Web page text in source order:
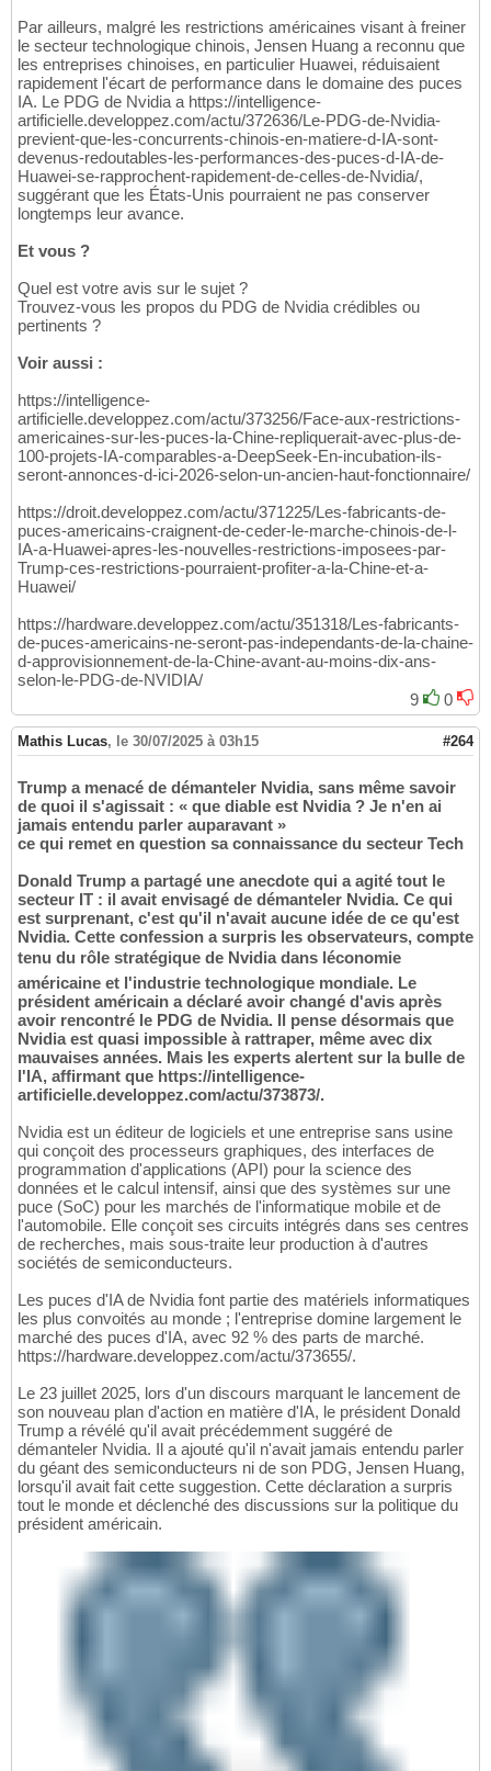
Par ailleurs, malgré les restrictions américaines visant à freiner
le secteur technologique chinois, Jensen Huang a reconnu que
les entreprises chinoises, en particulier Huawei, réduisaient
rapidement l'écart de performance dans le domaine des puces
IA. Le PDG de Nvidia a https://intelligence-
artificielle.developpez.com/actu/372636/Le-PDG-de-Nvidia-
previent-que-les-concurrents-chinois-en-matiere-d-IA-sont-
devenus-redoutables-les-performances-des-puces-d-IA-de-
Huawei-se-rapprochent-rapidement-de-celles-de-Nvidia/,
suggérant que les États-Unis pourraient ne pas conserver
longtemps leur avance.
Et vous ?
Quel est votre avis sur le sujet ?
Trouvez-vous les propos du PDG de Nvidia crédibles ou
pertinents ?
Voir aussi :
https://intelligence-
artificielle.developpez.com/actu/373256/Face-aux-restrictions-
americaines-sur-les-puces-la-Chine-repliquerait-avec-plus-de-
100-projets-IA-comparables-a-DeepSeek-En-incubation-ils-
seront-annonces-d-ici-2026-selon-un-ancien-haut-fonctionnaire/
https://droit.developpez.com/actu/371225/Les-fabricants-de-
puces-americains-craignent-de-ceder-le-marche-chinois-de-l-
IA-a-Huawei-apres-les-nouvelles-restrictions-imposees-par-
Trump-ces-restrictions-pourraient-profiter-a-la-Chine-et-a-
Huawei/
https://hardware.developpez.com/actu/351318/Les-fabricants-
de-puces-americains-ne-seront-pas-independants-de-la-chaine-
d-approvisionnement-de-la-Chine-avant-au-moins-dix-ans-
selon-le-PDG-de-NVIDIA/
9
0
Mathis Lucas, le 30/07/2025 à 03h15 #264
Trump a menacé de démanteler Nvidia, sans même savoir
de quoi il s'agissait : « que diable est Nvidia ? Je n'en ai
jamais entendu parler auparavant »
ce qui remet en question sa connaissance du secteur Tech
Donald Trump a partagé une anecdote qui a agité tout le
secteur IT : il avait envisagé de démanteler Nvidia. Ce qui
est surprenant, c'est qu'il n'avait aucune idée de ce qu'est
Nvidia. Cette confession a surpris les observateurs, compte
tenu du rôle stratégique de Nvidia dans léconomie
américaine et l'industrie technologique mondiale. Le
président américain a déclaré avoir changé d'avis après
avoir rencontré le PDG de Nvidia. Il pense désormais que
Nvidia est quasi impossible à rattraper, même avec dix
mauvaises années. Mais les experts alertent sur la bulle de
l'IA, affirmant que https://intelligence-
artificielle.developpez.com/actu/373873/.
Nvidia est un éditeur de logiciels et une entreprise sans usine
qui conçoit des processeurs graphiques, des interfaces de
programmation d'applications (API) pour la science des
données et le calcul intensif, ainsi que des systèmes sur une
puce (SoC) pour les marchés de l'informatique mobile et de
l'automobile. Elle conçoit ses circuits intégrés dans ses centres
de recherches, mais sous-traite leur production à d'autres
sociétés de semiconducteurs.
Les puces d'IA de Nvidia font partie des matériels informatiques
les plus convoités au monde ; l'entreprise domine largement le
marché des puces d'IA, avec 92 % des parts de marché.
https://hardware.developpez.com/actu/373655/.
Le 23 juillet 2025, lors d'un discours marquant le lancement de
son nouveau plan d'action en matière d'IA, le président Donald
Trump a révélé qu'il avait précédemment suggéré de
démanteler Nvidia. Il a ajouté qu'il n'avait jamais entendu parler
du géant des semiconducteurs ni de son PDG, Jensen Huang,
lorsqu'il avait fait cette suggestion. Cette déclaration a surpris
tout le monde et déclenché des discussions sur la politique du
président américain.